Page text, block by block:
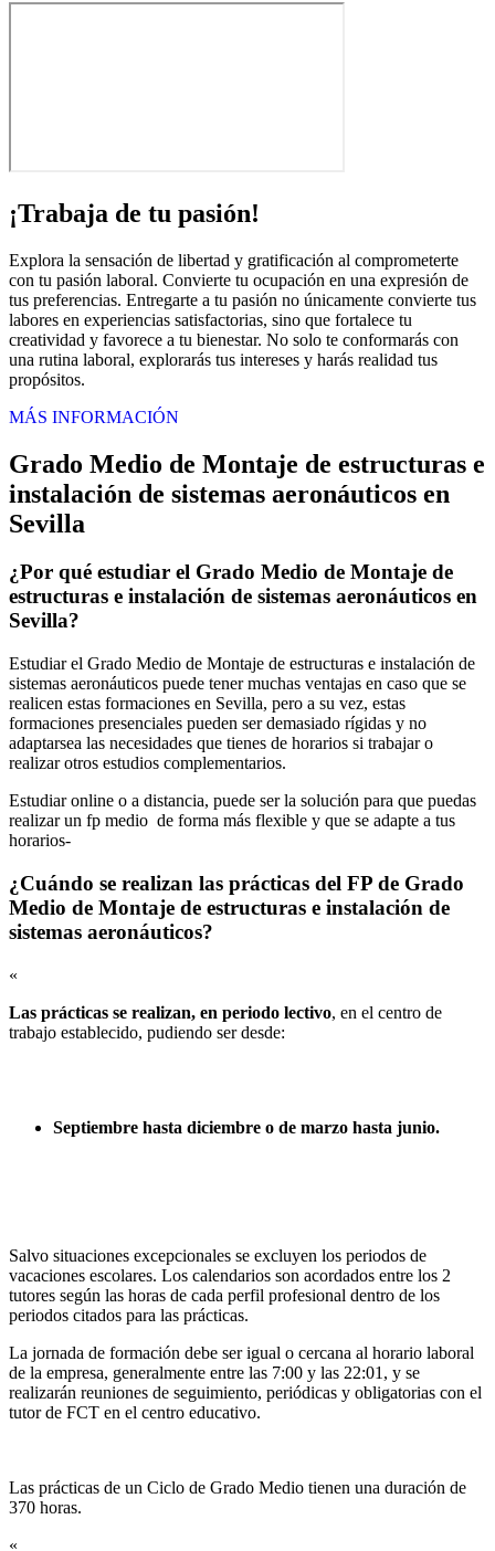
¡Trabaja de tu pasión!
Explora la sensación de libertad y gratificación al comprometerte
con tu pasión laboral. Convierte tu ocupación en una expresión de
tus preferencias. Entregarte a tu pasión no únicamente convierte tus
labores en experiencias satisfactorias, sino que fortalece tu
creatividad y favorece a tu bienestar. No solo te conformarás con
una rutina laboral, explorarás tus intereses y harás realidad tus
propósitos.
MÁS INFORMACIÓN
Grado Medio de Montaje de estructuras e
instalación de sistemas aeronáuticos en
Sevilla
¿Por qué estudiar el Grado Medio de Montaje de
estructuras e instalación de sistemas aeronáuticos en
Sevilla?
Estudiar el Grado Medio de Montaje de estructuras e instalación de
sistemas aeronáuticos puede tener muchas ventajas en caso que se
realicen estas formaciones en Sevilla, pero a su vez, estas
formaciones presenciales pueden ser demasiado rígidas y no
adaptarsea las necesidades que tienes de horarios si trabajar o
realizar otros estudios complementarios.
Estudiar online o a distancia, puede ser la solución para que puedas
realizar un fp medio de forma más flexible y que se adapte a tus
horarios-
¿Cuándo se realizan las prácticas del FP de Grado
Medio de Montaje de estructuras e instalación de
sistemas aeronáuticos?
«
Las prácticas se realizan, en periodo lectivo, en el centro de
trabajo establecido, pudiendo ser desde:
Septiembre hasta diciembre o de marzo hasta junio.
Salvo situaciones excepcionales se excluyen los periodos de
vacaciones escolares. Los calendarios son acordados entre los 2
tutores según las horas de cada perfil profesional dentro de los
periodos citados para las prácticas.
La jornada de formación debe ser igual o cercana al horario laboral
de la empresa, generalmente entre las 7:00 y las 22:01, y se
realizarán reuniones de seguimiento, periódicas y obligatorias con el
tutor de FCT en el centro educativo.
Las prácticas de un Ciclo de Grado Medio tienen una duración de
370 horas.
«